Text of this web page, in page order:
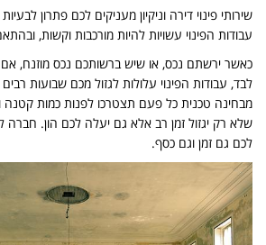
שירותי פינוי דירה וניקיון מעניקים לכם פתרון
עבודות הפינוי עשויות להיות מורכבות וקשות,
כאשר ירשתם נכס, או שיש ברשותכם נכס מוזנח,
לבד, עבודות הפינוי עלולות לגזול מכם שבועות
מבחינה טכנית כל פעם תצטרכו לפנות כמות קטנה
שלא רק יגזול זמן רב אלא גם יעלה לכם הון. חברה
לכם גם זמן וגם כסף.